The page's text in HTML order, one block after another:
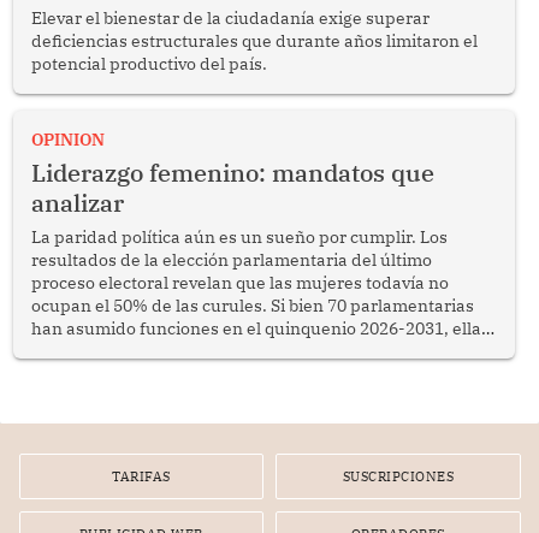
Elevar el bienestar de la ciudadanía exige superar
deficiencias estructurales que durante años limitaron el
potencial productivo del país.
OPINION
Liderazgo femenino: mandatos que
analizar
La paridad política aún es un sueño por cumplir. Los
resultados de la elección parlamentaria del último
proceso electoral revelan que las mujeres todavía no
ocupan el 50% de las curules. Si bien 70 parlamentarias
han asumido funciones en el quinquenio 2026-2031, ellas
TARIFAS SUSCRIPCIONES